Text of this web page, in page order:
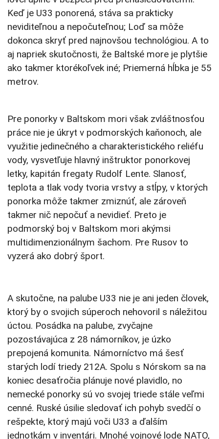
Keď je U33 ponorená, stáva sa prakticky
neviditeľnou a nepočuteľnou; Loď sa môže
dokonca skryť pred najnovšou technológiou. A to
aj napriek skutočnosti, že Baltské more je plytšie
ako takmer ktorékoľvek iné; Priemerná hĺbka je 55
metrov.
Pre ponorky v Baltskom mori však zvláštnosťou
práce nie je úkryt v podmorských kaňonoch, ale
využitie jedinečného a charakteristického reliéfu
vody, vysvetľuje hlavný inštruktor ponorkovej
letky, kapitán fregaty Rudolf Lente. Slanosť,
teplota a tlak vody tvoria vrstvy a stĺpy, v ktorých
ponorka môže takmer zmiznúť, ale zároveň
takmer nič nepočuť a nevidieť. Preto je
podmorský boj v Baltskom mori akýmsi
multidimenzionálnym šachom. Pre Rusov to
vyzerá ako dobrý šport.
A skutočne, na palube U33 nie je ani jeden človek,
ktorý by o svojich súperoch nehovoril s náležitou
úctou. Posádka na palube, zvyčajne
pozostávajúca z 28 námorníkov, je úzko
prepojená komunita. Námorníctvo má šesť
starých lodí triedy 212A. Spolu s Nórskom sa na
koniec desaťročia plánuje nové plavidlo, no
nemecké ponorky sú vo svojej triede stále veľmi
cenné. Ruské úsilie sledovať ich pohyb svedčí o
rešpekte, ktorý majú voči U33 a ďalším
jednotkám v inventári. Mnohé vojnové lode NATO,